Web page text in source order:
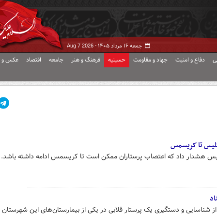
جمعه ۱۶ مرداد ۱۴۰۵ - Aug 7 2026
دفاع و امنیت جهاد و مقاومت حسینیه فرهنگ و هنر جامعه اقتصاد عکس و
تا کریسمس
هشدار داد که اعتصاب پرستاران ممکن است تا کریسمس ادامه داشته باشد.
شناسایی و دستگیری یک پرستار قلابی در یکی از بیمارستان‌های این شهرستان